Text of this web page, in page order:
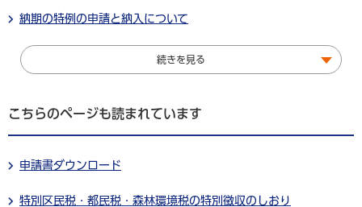
納期の特例の申請と納入について
続きを見る
こちらのページも読まれています
申請書ダウンロード
特別区民税・都民税・森林環境税の特別徴収のしおり